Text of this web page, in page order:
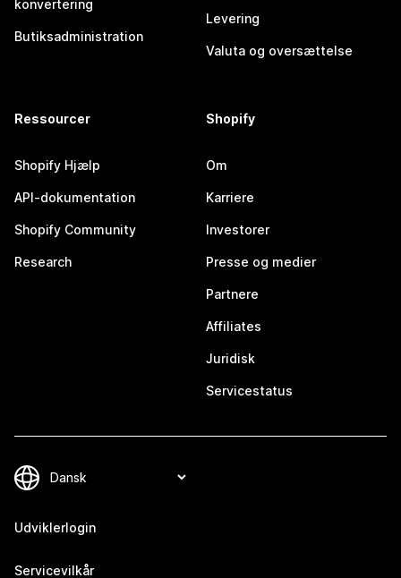
konvertering
Butiksadministration
Levering
Valuta og oversættelse
Ressourcer
Shopify Hjælp
API-dokumentation
Shopify Community
Research
Shopify
Om
Karriere
Investorer
Presse og medier
Partnere
Affiliates
Juridisk
Servicestatus
Udviklerlogin
Servicevilkår